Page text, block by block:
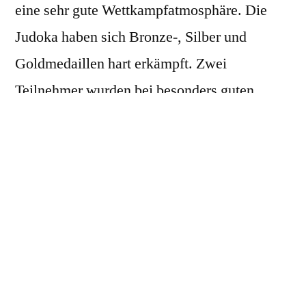
eine sehr gute Wettkampfatmosphäre. Die
Judoka haben sich Bronze-, Silber und
Goldmedaillen hart erkämpft. Zwei
Teilnehmer wurden bei besonders guten